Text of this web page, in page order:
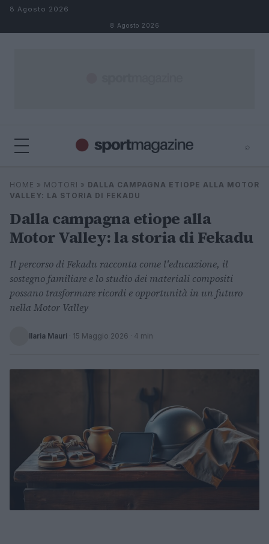
Salta al contenuto
8 Agosto 2026
8 Agosto 2026
⌕
Cerca
⌕ ×
HOME » MOTORI » DALLA CAMPAGNA ETIOPE ALLA MOTOR
VALLEY: LA STORIA DI FEKADU
Dalla campagna etiope alla
Motor Valley: la storia di Fekadu
Il percorso di Fekadu racconta come l'educazione, il
sostegno familiare e lo studio dei materiali compositi
possano trasformare ricordi e opportunità in un futuro
nella Motor Valley
Ilaria Mauri · 15 Maggio 2026 · 4 min